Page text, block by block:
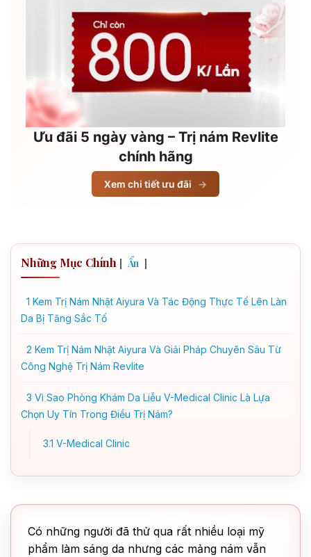
Ưu đãi 5 ngày vàng – Trị nám Revlite
chính hãng
Xem chi tiết ưu đãi →
Những Mục Chính [ Ẩn ]
1 Kem Trị Nám Nhật Aiyura Và Tác Động Thực Tế Lên Làn
Da Bị Tăng Sắc Tố
2 Kem Trị Nám Nhật Aiyura Và Giải Pháp Chuyên Sâu Từ
Công Nghệ Trị Nám Revlite
3 Vì Sao Phòng Khám Da Liễu V-Medical Clinic Là Lựa
Chọn Uy Tín Trong Điều Trị Nám?
3.1 V-Medical Clinic
Có những người đã thử qua rất nhiều loại mỹ
phẩm làm sáng da nhưng các mảng nám vẫn